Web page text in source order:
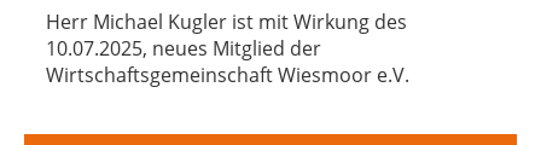
Herr Michael Kugler ist mit Wirkung des
10.07.2025, neues Mitglied der
Wirtschaftsgemeinschaft Wiesmoor e.V.